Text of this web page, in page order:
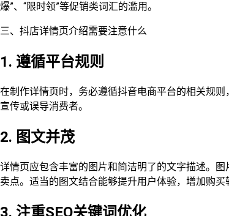
爆”、“限时领”等促销类词汇的滥用。
三、抖店详情页介绍需要注意什么
1. 遵循平台规则
在制作详情页时，务必遵循抖音电商平台的相关规
宣传或误导消费者。
2. 图文并茂
详情页应包含丰富的图片和简洁明了的文字描述。
卖点。适当的图文结合能够提升用户体验，增加购买
3. 注重SEO关键词优化